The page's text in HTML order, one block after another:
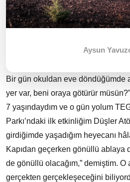
Aysun
Bir gün okuldan eve döndüğümde
yer var, beni oraya götürür
7 yaşındaydım ve o gün yolum
Parkı’ndaki ilk etkinliğim Düşler
girdiğimde yaşadığım heyecanı
Kapıdan geçerken gönüllü ablaya
de gönüllü olacağım,” demiştim. O
gerçekten gerçekleşeceğini